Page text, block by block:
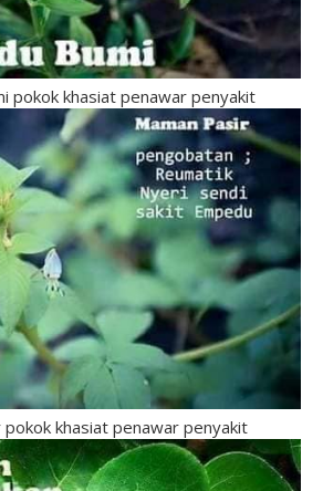
pokok khasiat penawar penyakit
pokok khasiat penawar penyakit